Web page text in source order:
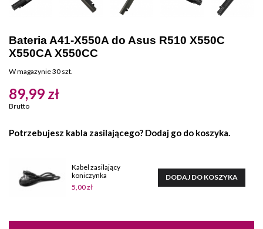
Bateria A41-X550A do Asus R510 X550C
X550CA X550CC
W magazynie30 szt.
89,99 zł
Brutto
Potrzebujesz kabla zasilającego? Dodaj go do koszyka.
Kabel zasilający
koniczynka
5,00 zł
DODAJ DO KOSZYKA